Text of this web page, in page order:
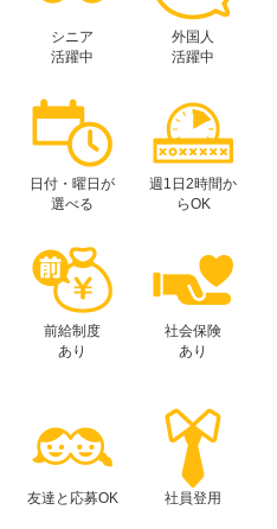
シニア
活躍中
外国人
活躍中
日付・曜日が
選べる
週1日2時間か
らOK
前給制度
あり
社会保険
あり
友達と応募OK 社員登用